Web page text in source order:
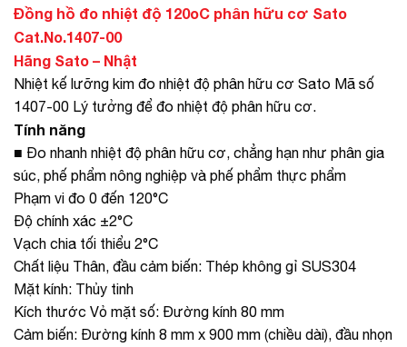
Đồng hồ đo nhiệt độ 120oC phân hữu cơ Sato
Cat.No.1407-00
Hãng Sato – Nhật
Nhiệt kế lưỡng kim đo nhiệt độ phân hữu cơ Sato Mã số
1407-00 Lý tưởng để đo nhiệt độ phân hữu cơ.
Tính năng
■ Đo nhanh nhiệt độ phân hữu cơ, chẳng hạn như phân gia
súc, phế phẩm nông nghiệp và phế phẩm thực phẩm
Phạm vi đo 0 đến 120°C
Độ chính xác ±2°C
Vạch chia tối thiểu 2°C
Chất liệu Thân, đầu cảm biến: Thép không gỉ SUS304
Mặt kính: Thủy tinh
Kích thước Vỏ mặt số: Đường kính 80 mm
Cảm biến: Đường kính 8 mm x 900 mm (chiều dài), đầu nhọn